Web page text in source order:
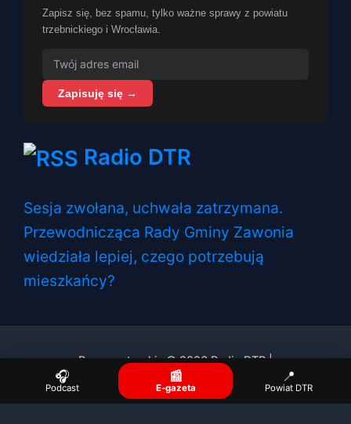
Zapisz się, bez spamu, tylko ważne sprawy z powiatu
trzebnickiego i Wrocławia.
Zapisuję się →
Radio DTR
Sesja zwołana, uchwała zatrzymana.
Przewodnicząca Rady Gminy Zawonia
wiedziała lepiej, czego potrzebują
mieszkańcy?
Prawa autorskie © 2026 Radio DTR |
🎧
Podcast
📰
E-gazeta
📍
Powiat DTR